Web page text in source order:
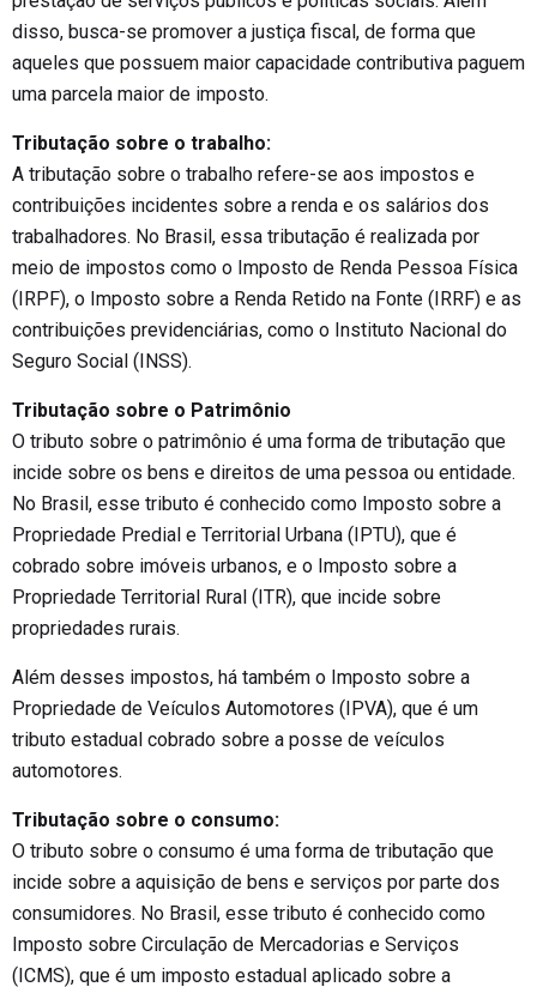
disso, busca-se promover a justiça fiscal, de forma que
aqueles que possuem maior capacidade contributiva paguem
uma parcela maior de imposto.
Tributação sobre o trabalho:
A tributação sobre o trabalho refere-se aos impostos e
contribuições incidentes sobre a renda e os salários dos
trabalhadores. No Brasil, essa tributação é realizada por
meio de impostos como o Imposto de Renda Pessoa Física
(IRPF), o Imposto sobre a Renda Retido na Fonte (IRRF) e as
contribuições previdenciárias, como o Instituto Nacional do
Seguro Social (INSS).
Tributação sobre o Patrimônio
O tributo sobre o patrimônio é uma forma de tributação que
incide sobre os bens e direitos de uma pessoa ou entidade.
No Brasil, esse tributo é conhecido como Imposto sobre a
Propriedade Predial e Territorial Urbana (IPTU), que é
cobrado sobre imóveis urbanos, e o Imposto sobre a
Propriedade Territorial Rural (ITR), que incide sobre
propriedades rurais.
Além desses impostos, há também o Imposto sobre a
Propriedade de Veículos Automotores (IPVA), que é um
tributo estadual cobrado sobre a posse de veículos
automotores.
Tributação sobre o consumo:
O tributo sobre o consumo é uma forma de tributação que
incide sobre a aquisição de bens e serviços por parte dos
consumidores. No Brasil, esse tributo é conhecido como
Imposto sobre Circulação de Mercadorias e Serviços
(ICMS), que é um imposto estadual aplicado sobre a